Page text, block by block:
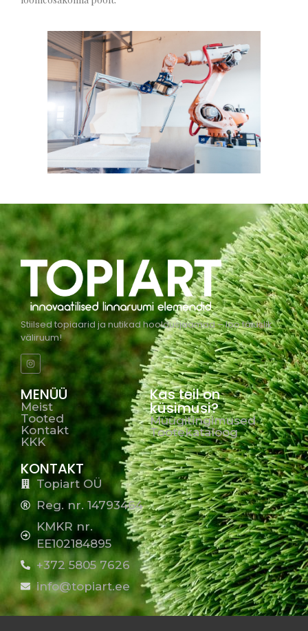
Stiilsed topiaarid ja nutikad hooldusjaamad – loo täiuslik
väliruum!
MENÜÜ
Meist
Tooted
Kontakt
KKK
Kas teil on
küsimusi?
Müügitingimused
Tootekataloog
KONTAKT
Topiart OÜ
Reg. nr. 14793464
KMKR nr.
EE102184895
+372 5805 7626
info@topiart.ee